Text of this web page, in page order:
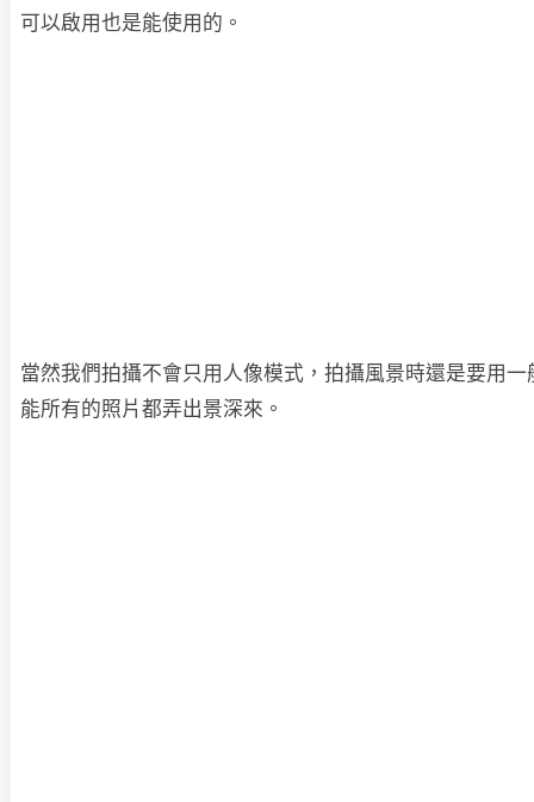
可以啟用也是能使用的。
當然我們拍攝不會只用人像模式，拍攝風景時還是要用
能所有的照片都弄出景深來。